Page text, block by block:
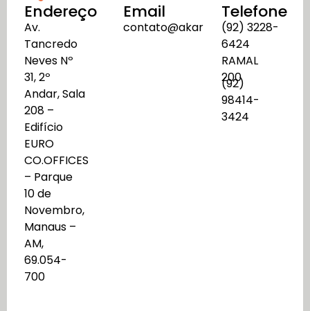
Endereço
Av.
Tancredo
Neves Nº
31, 2º
Andar, Sala
208 –
Edifício
EURO
CO.OFFICES
– Parque
10 de
Novembro,
Manaus –
AM,
69.054-
700
Email
contato@akartos.com
Telefone
(92) 3228-
6424
RAMAL
200
(92)
98414-
3424